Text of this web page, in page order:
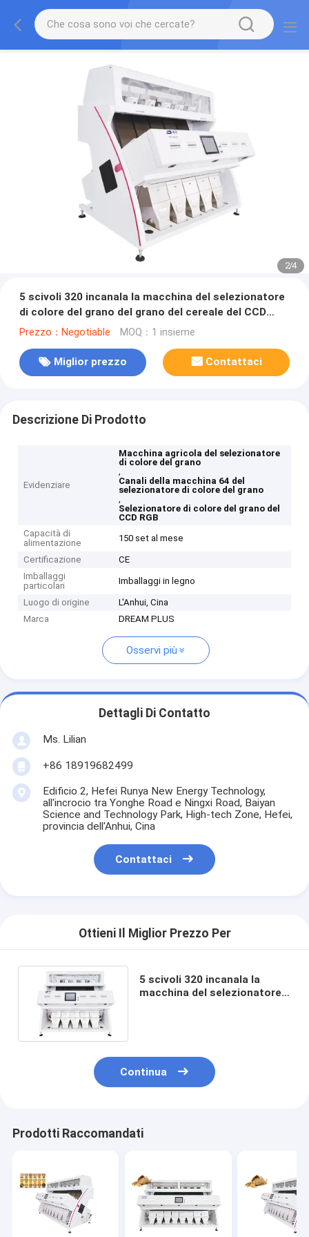
2/4
5 scivoli 320 incanala la macchina del selezionatore
di colore del grano del grano del cereale del CCD
RGB
Prezzo：Negotiable MOQ：1 insieme
Miglior prezzo Contattaci
Descrizione Di Prodotto
Evidenziare
Macchina agricola del selezionatore
di colore del grano
,
Canali della macchina 64 del
selezionatore di colore del grano
,
Selezionatore di colore del grano del
CCD RGB
Capacità di
alimentazione
150 set al mese
Certificazione
CE
Imballaggi
particolari
Imballaggi in legno
Luogo di origine
L'Anhui, Cina
Marca
DREAM PLUS
Osservi più
Dettagli Di Contatto
Ms. Lilian
+86 18919682499
Edificio 2, Hefei Runya New Energy Technology,
all'incrocio tra Yonghe Road e Ningxi Road, Baiyan
Science and Technology Park, High-tech Zone, Hefei,
provincia dell'Anhui, Cina
Contattaci
Ottieni Il Miglior Prezzo Per
5 scivoli 320 incanala la
macchina del selezionatore
Continua
Prodotti Raccomandati